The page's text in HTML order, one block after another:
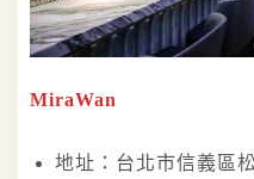
MiraWan
地址：台北市信義區